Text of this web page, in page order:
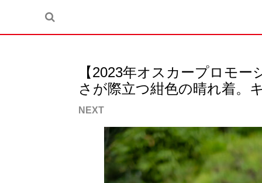
【2023年オスカープロモ
さが際立つ紺色の晴れ着。
NEXT